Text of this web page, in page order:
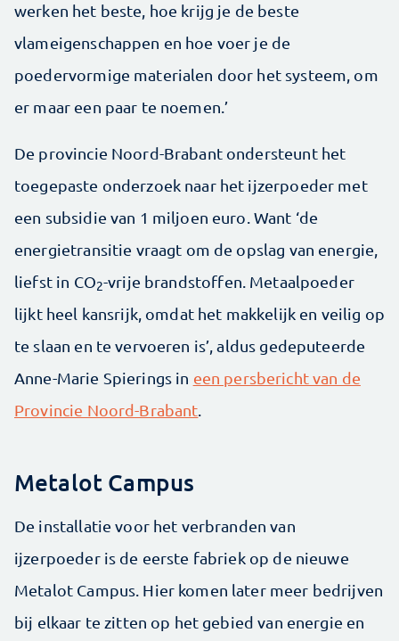
werken het beste, hoe krijg je de beste
vlameigenschappen en hoe voer je de
poedervormige materialen door het systeem, om
er maar een paar te noemen.’
De provincie Noord-Brabant ondersteunt het
toegepaste onderzoek naar het ijzerpoeder met
een subsidie van 1 miljoen euro. Want ‘de
energietransitie vraagt om de opslag van energie,
liefst in CO2-vrije brandstoffen. Metaalpoeder
lijkt heel kansrijk, omdat het makkelijk en veilig op
te slaan en te vervoeren is’, aldus gedeputeerde
Anne-Marie Spierings in een persbericht van de
Provincie Noord-Brabant
Metalot Campus
De installatie voor het verbranden van
ijzerpoeder is de eerste fabriek op de nieuwe
Metalot Campus. Hier komen later meer bedrijven
bij elkaar te zitten op het gebied van energie en